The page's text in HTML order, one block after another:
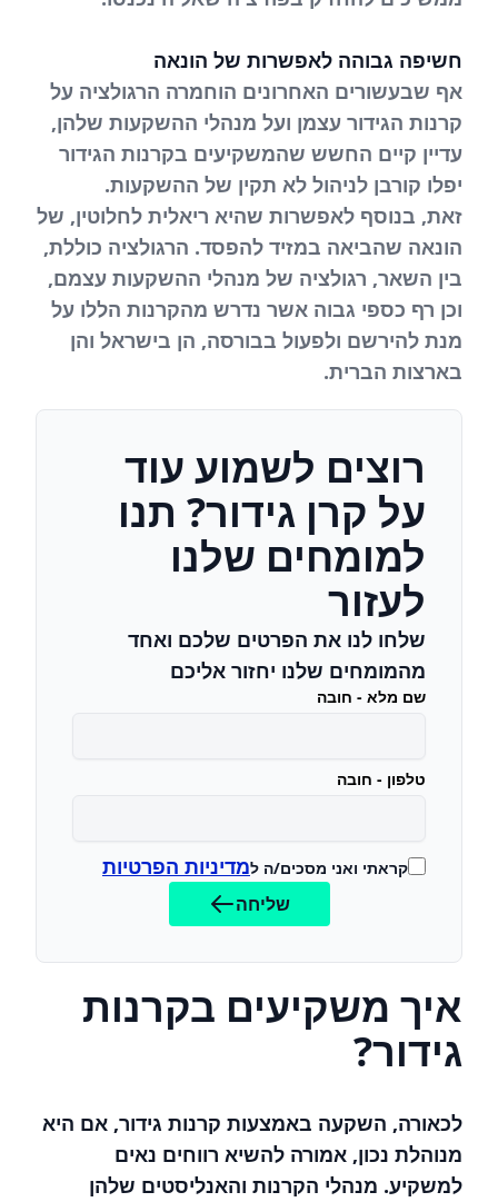
חשיפה גבוהה לאפשרות של הונאה
אף שבעשורים האחרונים הוחמרה הרגולציה על
קרנות הגידור עצמן ועל מנהלי ההשקעות שלהן,
עדיין קיים החשש שהמשקיעים בקרנות הגידור
יפלו קורבן לניהול לא תקין של ההשקעות.
זאת, בנוסף לאפשרות שהיא ריאלית לחלוטין, של
הונאה שהביאה במזיד להפסד. הרגולציה כוללת,
בין השאר, רגולציה של מנהלי ההשקעות עצמם,
וכן רף כספי גבוה אשר נדרש מהקרנות הללו על
מנת להירשם ולפעול בבורסה, הן בישראל והן
בארצות הברית.
רוצים לשמוע עוד
על קרן גידור? תנו
למומחים שלנו
לעזור
שלחו לנו את הפרטים שלכם ואחד
מהמומחים שלנו יחזור אליכם
שם מלא - חובה
טלפון - חובה
קראתי ואני מסכים/ה למדיניות הפרטיות
שליחה
איך משקיעים בקרנות
גידור?
לכאורה, השקעה באמצעות קרנות גידור, אם היא
מנוהלת נכון, אמורה להשיא רווחים נאים
למשקיע. מנהלי הקרנות והאנליסטים שלהן